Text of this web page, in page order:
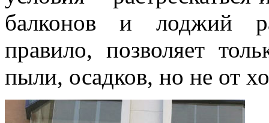
балконов и лоджий
правило, позволяет
пыли, осадков, но не от